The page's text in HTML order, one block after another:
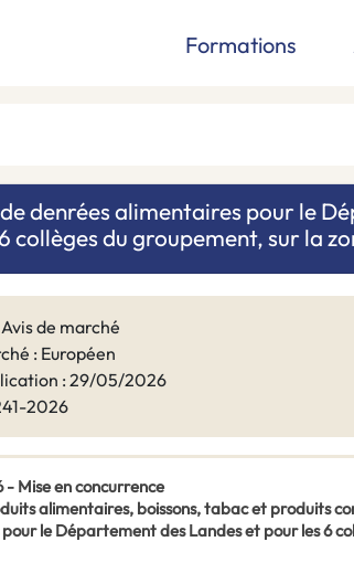
Formations
denrées alimentaires pour le
collèges du groupement, sur la
de marché
: Européen
: 29/05/2026
2026
- Mise en concurrence
alimentaires, boissons, tabac et produits
le Département des Landes et pour les 6